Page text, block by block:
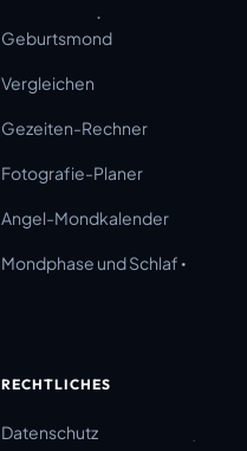
Geburtsmond
Vergleichen
Gezeiten-Rechner
Fotografie-Planer
Angel-Mondkalender
Mondphase und Schlaf
RECHTLICHES
Datenschutz